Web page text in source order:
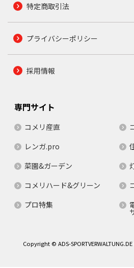
特定商取引法
プライバシーポリシー
採用情報
専門サイト
コメリ産直
レンガ.pro
菜園&ガーデン
コメリハード&グリーン
プロ特集
Copyright © ADS-